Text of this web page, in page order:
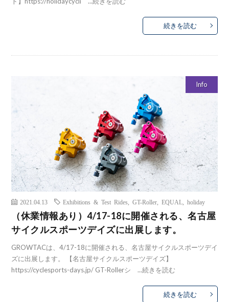
続きを読む
Info
2021.04.13 Exhibitions & Test Rides GT-Roller EQUAL holiday
（休業情報あり）4/17-18に開催される、名古屋
サイクルスポーツデイズに出展します。
GROWTACは、4/17-18に開催される、名古屋サイクルスポーツデイ
ズに出展します。 【名古屋サイクルスポーツデイズ】
https://cyclesports-days.jp/ GT-Rollerシ ...続きを読む
続きを読む